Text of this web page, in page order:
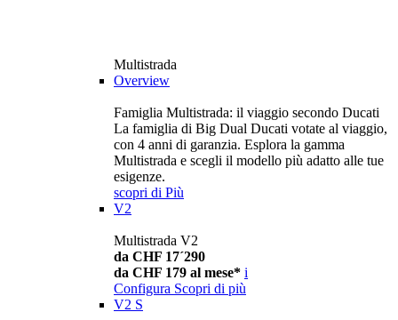
Multistrada
Overview
Famiglia Multistrada: il viaggio secondo Ducati
La famiglia di Big Dual Ducati votate al viaggio,
con 4 anni di garanzia. Esplora la gamma
Multistrada e scegli il modello più adatto alle tue
esigenze.
scopri di Più
V2
Multistrada V2
da CHF 17´290
da CHF 179 al mese* i
Configura Scopri di più
V2 S